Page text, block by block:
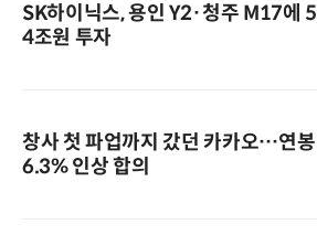
SK하이닉스, 용인 Y2·청주 M17에 5
4조원 투자
창사 첫 파업까지 갔던 카카오…연봉
6.3% 인상 합의